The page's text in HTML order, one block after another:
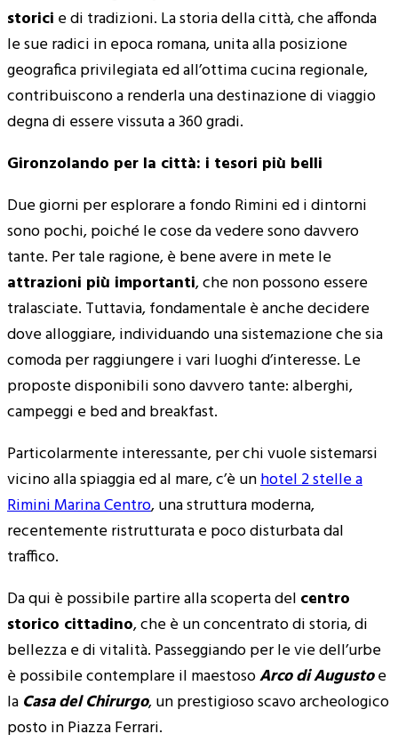
storici e di tradizioni. La storia della città, che affonda
le sue radici in epoca romana, unita alla posizione
geografica privilegiata ed all’ottima cucina regionale,
contribuiscono a renderla una destinazione di viaggio
degna di essere vissuta a 360 gradi.
Gironzolando per la città: i tesori più belli
Due giorni per esplorare a fondo Rimini ed i dintorni
sono pochi, poiché le cose da vedere sono davvero
tante. Per tale ragione, è bene avere in mete le
attrazioni più importanti, che non possono essere
tralasciate. Tuttavia, fondamentale è anche decidere
dove alloggiare, individuando una sistemazione che sia
comoda per raggiungere i vari luoghi d’interesse. Le
proposte disponibili sono davvero tante: alberghi,
campeggi e bed and breakfast.
Particolarmente interessante, per chi vuole sistemarsi
vicino alla spiaggia ed al mare, c’è unhotel 2 stelle a
Rimini Marina Centro, una struttura moderna,
recentemente ristrutturata e poco disturbata dal
traffico.
Da qui è possibile partire alla scoperta del centro
storico cittadino, che è un concentrato di storia, di
bellezza e di vitalità. Passeggiando per le vie dell’urbe
è possibile contemplare il maestosoArco di Augustoe
la Casa del Chirurgo, un prestigioso scavo archeologico
posto in Piazza Ferrari.